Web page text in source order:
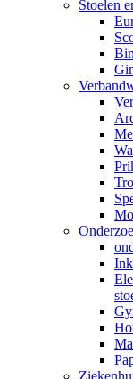
Stoelen